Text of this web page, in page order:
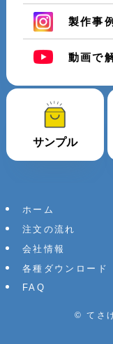
製作事
動画で
サンプル
ホーム
注文の流れ
会社情報
各種ダウンロード
FAQ
© てさ